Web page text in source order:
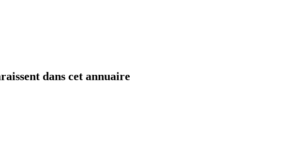
dans cet annuaire